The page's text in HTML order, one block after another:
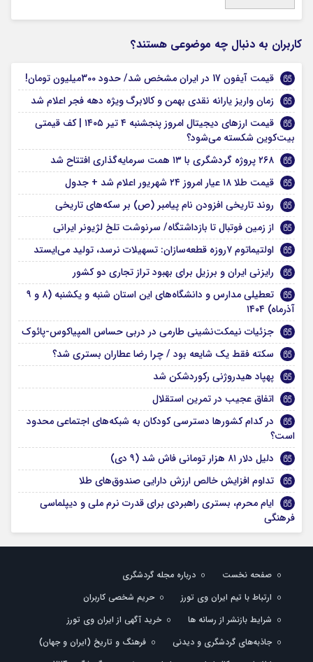
کاربران به دنبال چه موضوعی هستند؟
قیمت آیفون 17 در ایران مشخص شد/ حدود 300میلیون تومان!
زمان واریز یارانه نقدی بهمن و کالابرگ ویژه دهه فجر اعلام شد
قیمت ارزهای دیجیتال امروز پنجشنبه ۴ تیر ۱۴۰۵ | کف قیمتی
بیت‌کوین شکسته می‌شود؟
۲۶۸ پروژه گردشگری با ۱۳ همت سرمایه‌گذاری افتتاح شد
قیمت طلا ۱۸ عیار امروز ۲۴ شهریور اعلام شد + جدول
روند تاریخی افزودن نام پیامبر (ص) بر سکه‌های تاریخی
از زمین فوتبال تا بازداشتگاه/ سرنوشت تلخ لژیونر ایرانی
اولتیماتوم ۷روزه قطعه‌سازان: تسهیلات نرسد، تولید می‌ایستد
رایزنی ایران و برزیل برای بهبود تراز تجاری دو کشور
تعطیلی مدارس و دانشگاه‌های این استان شنبه و یکشنبه (۸ و ۹
آذرماه) ۱۴۰۴
جزئیات نیمکت‌نشینی طارمی در دربی حساس المپیاکوس-پائوک
سکته فقط یک شایعه بود / چرا رضا عطاران بستری شد؟
پهپاد هیدروژنی رکوردشکن شد
اتفاق عجیب در تمرین استقلال
در کدام کشورها دسترسی کودکان به شبکه‌های اجتماعی محدود
است؟
دلیل دلار ۸۱ هزار تومانی فاش شد (۹ دی)
تداوم افزایش خالص ارزش دارایی‌ صندوق‌های طلا
ایام محرم، بستری راهبردی برای قدرت نرم ملی و دیپلماسی
فرهنگی
صفحه نخست
درباره مجله گردشگری
ارتباط با تیم ایران وی تورز
حریم شخصی کاربران
شرایط بازنشر از رسانه ها
خرید آگهی از ایران وی تورز
جاذبه‌های گردشگری و دیدنی
فرهنگ و تاریخ (ایران و جهان)